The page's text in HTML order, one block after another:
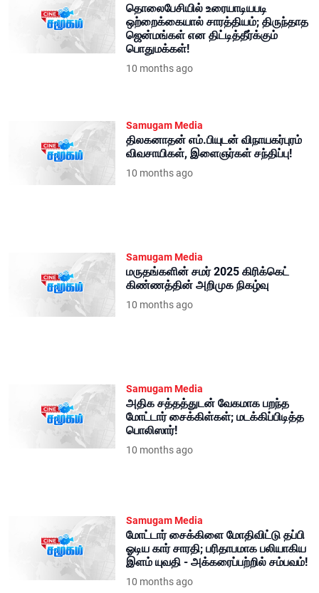
தொலைபேசியில் உரையாடியபடி
ஒற்றைக்கையால் சாரத்தியம்; திருந்தாத
ஜென்மங்கள் என திட்டித்தீர்க்கும்
பொதுமக்கள்!
10 months ago
Samugam Media
திலகனாதன் எம்.பியுடன் விநாயகர்புரம்
விவசாயிகள், இளைஞர்கள் சந்திப்பு!
10 months ago
Samugam Media
மருதங்களின் சமர் 2025 கிரிக்கெட்
கிண்ணத்தின் அறிமுக நிகழ்வு
10 months ago
Samugam Media
அதிக சத்தத்துடன் வேகமாக பறந்த
மோட்டார் சைக்கிள்கள்; மடக்கிப்பிடித்த
பொலிஸார்!
10 months ago
Samugam Media
மோட்டார் சைக்கிளை மோதிவிட்டு தப்பி
ஓடிய கார் சாரதி; பரிதாபமாக பலியாகிய
இளம் யுவதி - அக்கரைப்பற்றில் சம்பவம்!
10 months ago